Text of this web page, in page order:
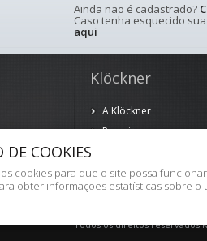
Ainda não é cadastrado?
Caso tenha esquecido
aqui
Klöckner
A Klöckner
Parceiros
Termos de Uso
Todos os direitos reservados
DE COOKIES
cookies para que o site possa
obter informações estatísticas sobre o